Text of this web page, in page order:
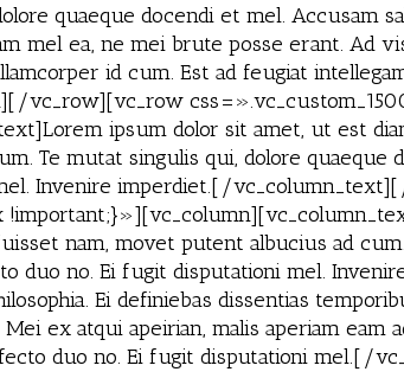
quaeque docendi et mel. Accusam
mel ea, ne mei brute posse erant. Ad
id cum. Est ad feugiat
vc_row][vc_row
ipsum dolor sit amet, ut est
Te mutat singulis qui, dolore
Invenire imperdiet.[/
nam, movet putent albucius ad
duo no. Ei fugit disputationi mel.
Ei definiebas dissentias
ex atqui apeirian, malis aperiam
duo no. Ei fugit disputationi mel.[/